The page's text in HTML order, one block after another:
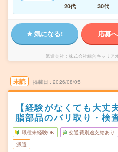
20代
30代
気になる! 応募
派遣会社 株式会社綜合キャリア
未読 掲載日 2026/08/05
【経験がなくても大丈
脂部品のバリ取り・検
職種未経験OK 交通費別途支給あり
派遣